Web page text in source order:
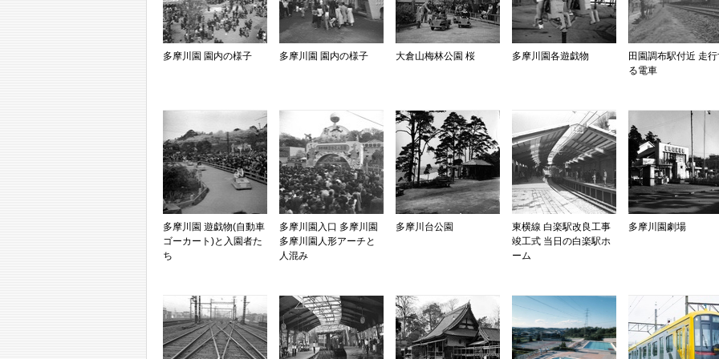
多摩川園 園内の様子 多摩川園 園内の様子 大倉山梅林公園 桜 多摩川園各遊戯物
田園調布駅付近 走
る電車
多摩川園 遊戯物(自動車
ゴーカート)と入園者た
ち
多摩川園入口 多摩川園
多摩川園人形アーチと
人混み
多摩川台公園
東横線 白楽駅改良工事
竣工式 当日の白楽駅ホ
ーム
多摩川園劇場